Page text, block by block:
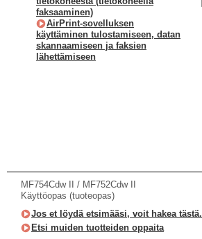
faksaaminen)
AirPrint-sovelluksen
käyttäminen tulostamiseen, datan
skannaamiseen ja faksien
lähettämiseen
MF754Cdw II / MF752Cdw II
Käyttöopas (tuoteopas)
Jos et löydä etsimääsi, voit hakea tästä.
Etsi muiden tuotteiden oppaita